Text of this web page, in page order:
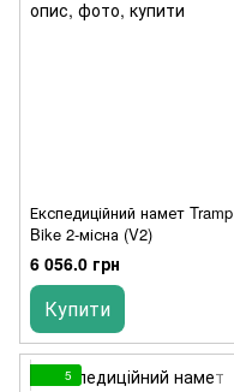
Експедиційний намет Tramp
Bike 2-місна (V2)
6 056.0 грн
Купити
5